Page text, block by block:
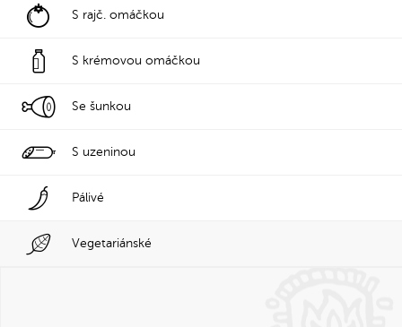
S rajč. omáčkou
S krémovou omáčkou
Se šunkou
S uzeninou
Pálivé
Vegetariánské